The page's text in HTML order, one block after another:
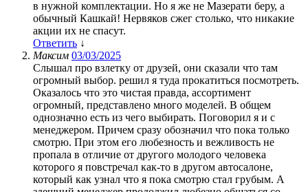
в нужной комплектации. Но я же не Мазерати беру, а
обычный Кашкай! Нервяков сжег столько, что никакие
акции их не спасут.
Ответить ↓
Максим 03/03/2025
Слышал про взлетку от друзей, они сказали что там
огромный выбор. решил я туда прокатиться посмотреть.
Оказалось что это чистая правда, ассортимент
огромный, представлено много моделей. В общем
однозначно есть из чего выбирать. Поговорил я и с
менеджером. Причем сразу обозначил что пока только
смотрю. При этом его любезность и вежливость не
пропала в отличие от другого молодого человека
которого я повстречал как-то в другом автосалоне,
который как узнал что я пока смотрю стал грубым. А